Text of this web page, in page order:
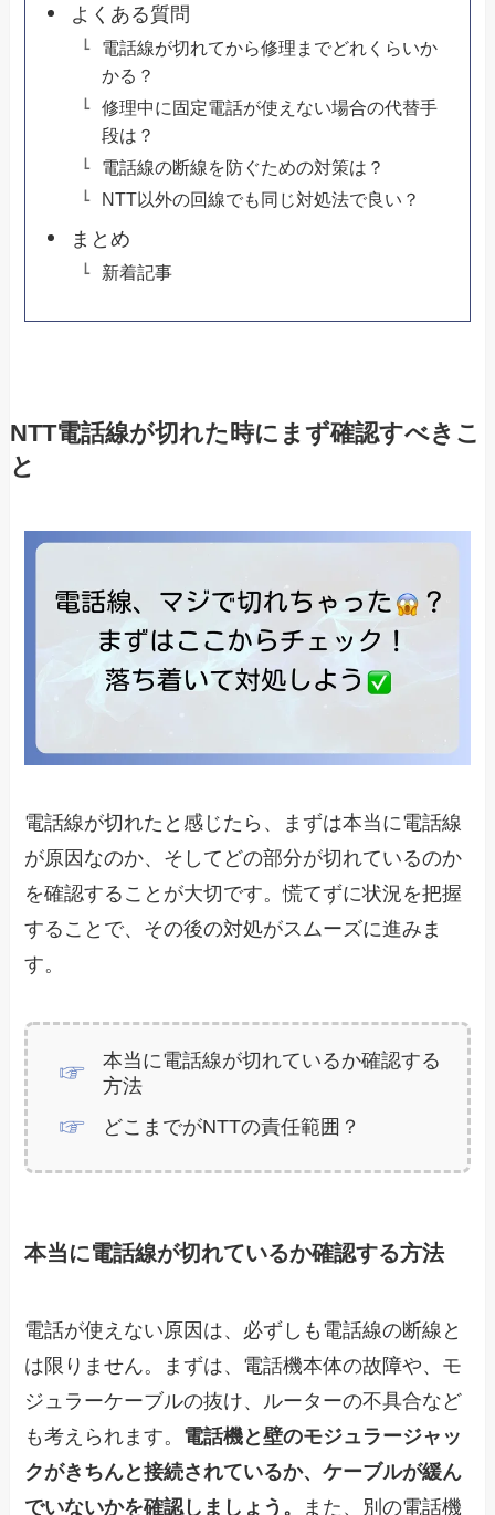
よくある質問
電話線が切れてから修理までどれくらいか
かる？
修理中に固定電話が使えない場合の代替手
段は？
電話線の断線を防ぐための対策は？
NTT以外の回線でも同じ対処法で良い？
まとめ
新着記事
NTT電話線が切れた時にまず確認すべきこ
と
電話線が切れたと感じたら、まずは本当に電話線
が原因なのか、そしてどの部分が切れているのか
を確認することが大切です。慌てずに状況を把握
することで、その後の対処がスムーズに進みま
す。
本当に電話線が切れているか確認する
方法
どこまでがNTTの責任範囲？
本当に電話線が切れているか確認する方法
電話が使えない原因は、必ずしも電話線の断線と
は限りません。まずは、電話機本体の故障や、モ
ジュラーケーブルの抜け、ルーターの不具合など
も考えられます。 電話機と壁のモジュラージャッ
クがきちんと接続されているか、ケーブルが緩ん
でいないかを確認しましょう。
また、別の電話機